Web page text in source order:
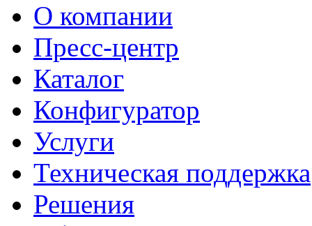
О компании
Пресс-центр
Каталог
Конфигуратор
Услуги
Техническая поддержка
Решения